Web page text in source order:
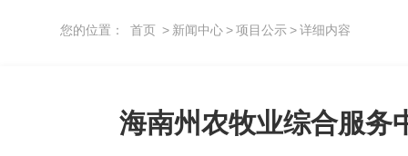
您的位置： 首页 > 新闻中心>项目公示>详细内容
海南州农牧业综合服务